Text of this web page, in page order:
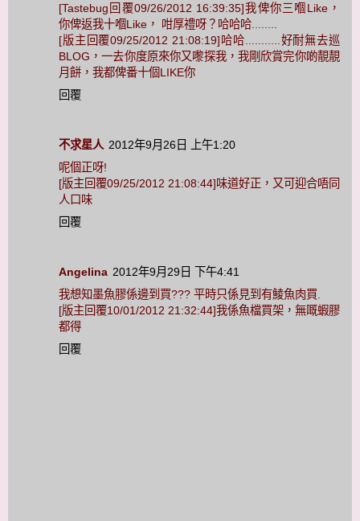
[Tastebug回覆09/26/2012 16:39:35]我俾你三嗰Like，
你俾返我十嗰Like， 咁厚禮呀？哈哈哈........
[版主回覆09/25/2012 21:08:19]哈哈...........好耐無去巡
BLOG，一去你度原來你又嚟探我，我剛欣賞完你啲靚靚
月餅，我都俾番十個LIKE你
回覆
不求星人 2012年9月26日 上午1:20
呢個正呀!
[版主回覆09/25/2012 21:08:44]味道好正，又可迎合唔同
人口味
回覆
Angelina 2012年9月29日 下午4:41
我想知墨魚膠係邊到買??? 平時只係見到有鯪魚肉買.
[版主回覆10/01/2012 21:32:44]我係魚檔買架，無嘅蝦膠
都得
回覆